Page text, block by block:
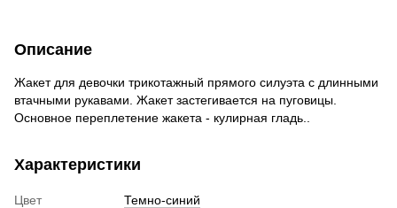
Описание
Жакет для девочки трикотажный прямого силуэта с длинными
втачными рукавами. Жакет застегивается на пуговицы.
Основное переплетение жакета - кулирная гладь..
Характеристики
Цвет
Темно-синий